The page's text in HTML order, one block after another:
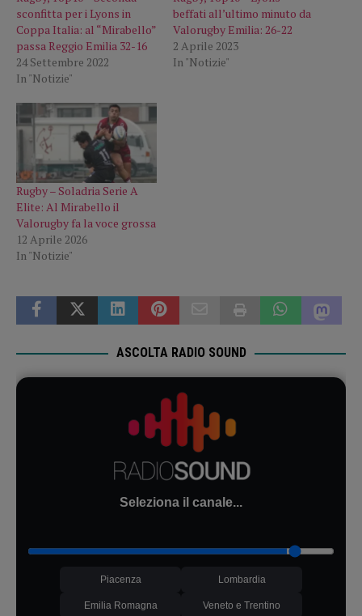
sconfitta per i Lyons in
Coppa Italia: al “Mirabello”
passa Reggio Emilia 32-16
24 Settembre 2022
In "Notizie"
beffati all’ultimo minuto da
Valorugby Emilia: 26-22
2 Aprile 2023
In "Notizie"
Rugby – Soladria Serie A
Elite: Al Mirabello il
Valorugby fa la voce grossa
12 Aprile 2026
In "Notizie"
ASCOLTA RADIO SOUND
Seleziona il canale...
Piacenza Lombardia
Emilia Romagna Veneto e Trentino